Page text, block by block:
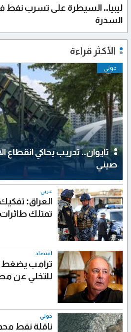
ليبيا.. السيطرة على تسرب نفط
السدرة
الأكثر قراءة
دولي
تايوان.. تدريب يحاكي
صيني
عربي
العراق:
تمتلك
اقتصاد
ترامب يضغط
للتخلي عن
دولي
ناقلة نفط